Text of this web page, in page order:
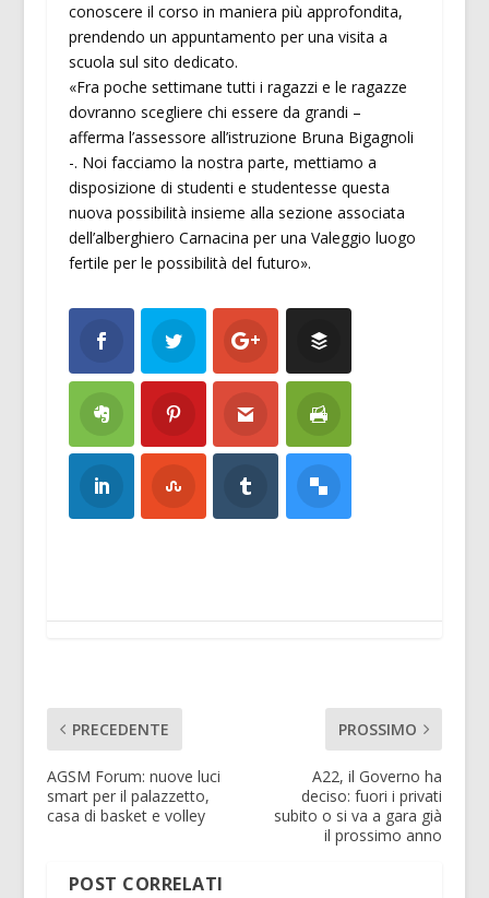
conoscere il corso in maniera più approfondita,
prendendo un appuntamento per una visita a
scuola sul sito dedicato.
«Fra poche settimane tutti i ragazzi e le ragazze
dovranno scegliere chi essere da grandi –
afferma l’assessore all’istruzione Bruna Bigagnoli
-. Noi facciamo la nostra parte, mettiamo a
disposizione di studenti e studentesse questa
nuova possibilità insieme alla sezione associata
dell’alberghiero Carnacina per una Valeggio luogo
fertile per le possibilità del futuro».
PRECEDENTE
AGSM Forum: nuove luci
smart per il palazzetto,
casa di basket e volley
PROSSIMO
A22, il Governo ha
deciso: fuori i privati
subito o si va a gara già
il prossimo anno
POST CORRELATI